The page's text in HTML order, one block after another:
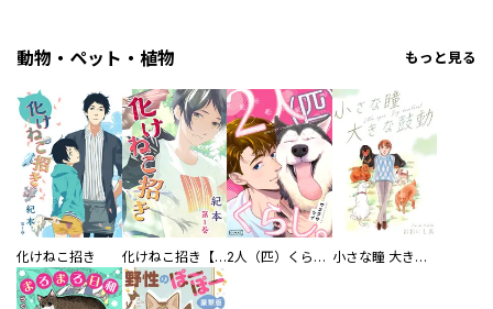
動物・ペット・植物 もっと見る
化けねこ招き 化けねこ招き【描きおろし付合冊版】 2人（匹）くらし。 小さな瞳 大きな鼓動